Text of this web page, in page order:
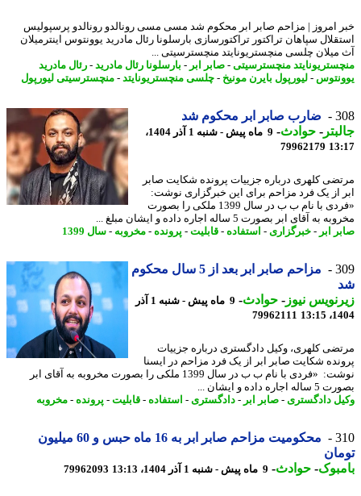
امروز | مزاحم صابر ابر محکوم شد مسی مسی رونالدو رونالدو پرسپولیس
سپاهان تراکتور تراکتورسازی بارسلونا رئال مادرید یوونتوس اینترمیلان
چلسی منچستریونایتد منچسترسیتی ...
منچسترسیتی-صابر ابر- بارسلونا رئال مادرید- رئال مادرید
-لیورپول بایرن مونیخ-چلسی منچستریونایتد-منچسترسیتی لیورپول
ضارب صابر ابر محکوم شد
-حوادث -
9 ماه پیش - شنبه 1 آذر 1404،
79962179
کلهری درباره جزییات پرونده شکایت صابر
از یک فرد مزاحم برای این خبرگزاری نوشت:
«فردی با نام ب ب در سال 1399 ملکی را بصورت
آقای ابر بصورت 5 ساله اجاره داده و ایشان مبلغ ...
ابر- خبرگزاری - استفاده-قابلیت-پرونده -مخروبه-سال 1399
مزاحم صابر ابر بعد از 5 سال محکوم
نیوز-حوادث -
9 ماه پیش - شنبه 1 آذر
79962111
کلهری، وکیل دادگستری درباره جزییات
شکایت صابر ابر از یک فرد مزاحم در ایسنا
نوشت: «فردی با نام ب ب در سال 1399 ملکی را بصورت مخروبه به آقای ابر
داده و ایشان ...
دادگستری- صابر ابر- دادگستری- استفاده-قابلیت-پرونده -مخروبه
محکومیت مزاحم صابر ابر به 16 ماه حبس و 60 میلیون
-حوادث -9 ماه پیش - شنبه 1 آذر 1404، 13:13 79962093